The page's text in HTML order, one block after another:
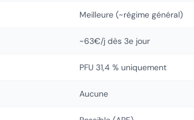
Meilleure (~régime général)
~63€/j dès 3e jour
PFU 31,4 % uniquement
Aucune